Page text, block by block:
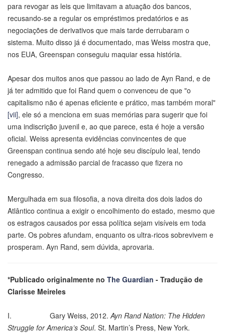
para revogar as leis que limitavam a atuação dos bancos,
recusando-se a regular os empréstimos predatórios e as
negociações de derivativos que mais tarde derrubaram o
sistema. Muito disso já é documentado, mas Weiss mostra que,
nos EUA, Greenspan conseguiu maquiar essa história.
Apesar dos muitos anos que passou ao lado de Ayn Rand, e de
já ter admitido que foi Rand quem o convenceu de que "o
capitalismo não é apenas eficiente e prático, mas também moral"
[vii], ele só a menciona em suas memórias para sugerir que foi
uma indiscrição juvenil e, ao que parece, esta é hoje a versão
oficial. Weiss apresenta evidências convincentes de que
Greenspan continua sendo até hoje seu discípulo leal, tendo
renegado a admissão parcial de fracasso que fizera no
Congresso.
Mergulhada em sua filosofia, a nova direita dos dois lados do
Atlântico continua a exigir o encolhimento do estado, mesmo que
os estragos causados por essa política sejam visíveis em toda
parte. Os pobres afundam, enquanto os ultra-ricos sobrevivem e
prosperam. Ayn Rand, sem dúvida, aprovaria.
*Publicado originalmente no The Guardian - Tradução de
Clarisse Meireles
I. Gary Weiss, 2012.Ayn Rand Nation: The Hidden
Struggle for America’s Soul. St. Martin’s Press, New York.